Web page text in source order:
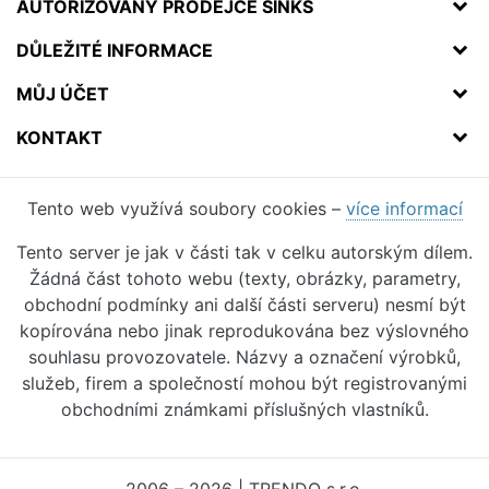
AUTORIZOVANÝ PRODEJCE SINKS
DŮLEŽITÉ INFORMACE
MŮJ ÚČET
KONTAKT
Tento web využívá soubory cookies – více informací
Tento server je jak v části tak v celku autorským dílem.
Žádná část tohoto webu (texty, obrázky, parametry,
obchodní podmínky ani další části serveru) nesmí být
kopírována nebo jinak reprodukována bez výslovného
souhlasu provozovatele. Názvy a označení výrobků,
služeb, firem a společností mohou být registrovanými
obchodními známkami příslušných vlastníků.